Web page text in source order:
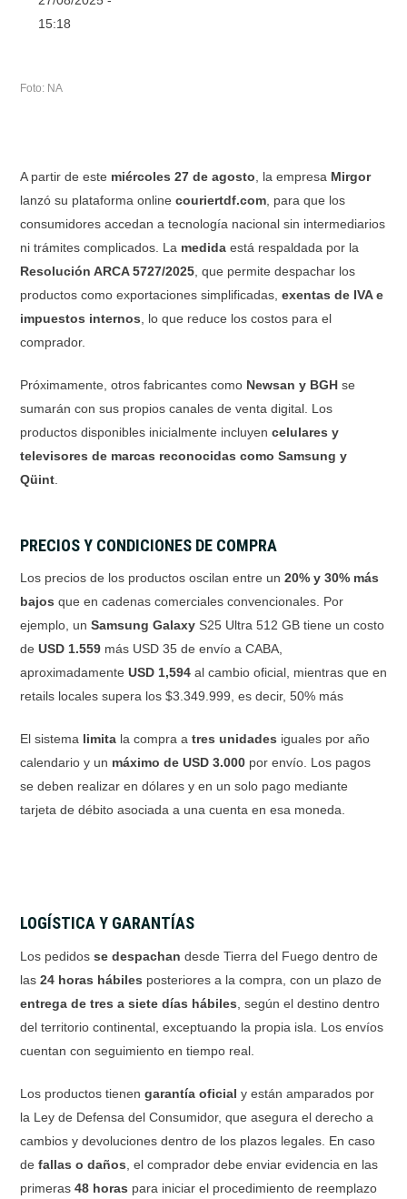
15:18
Foto: NA
A partir de este miércoles 27 de agosto , la empresa Mirgor
lanzó su plataforma online couriertdf.com , para que los
consumidores accedan a tecnología nacional sin intermediarios
ni trámites complicados. La medida está respaldada por la
Resolución ARCA 5727/2025 , que permite despachar los
productos como exportaciones simplificadas, exentas de IVA e
impuestos internos , lo que reduce los costos para el
comprador.
Próximamente, otros fabricantes como Newsan y BGH se
sumarán con sus propios canales de venta digital. Los
productos disponibles inicialmente incluyen celulares y
televisores de marcas reconocidas como Samsung y
Qüint
PRECIOS Y CONDICIONES DE COMPRA
Los precios de los productos oscilan entre un 20% y 30% más
bajos que en cadenas comerciales convencionales. Por
ejemplo, un Samsung Galaxy S25 Ultra 512 GB tiene un costo
de USD 1.559 más USD 35 de envío a CABA,
aproximadamente USD 1,594 al cambio oficial, mientras que en
retails locales supera los $3.349.999, es decir, 50% más
El sistema limita la compra a tres unidades iguales por año
calendario y un máximo de USD 3.000 por envío. Los pagos
se deben realizar en dólares y en un solo pago mediante
tarjeta de débito asociada a una cuenta en esa moneda.
LOGÍSTICA Y GARANTÍAS
Los pedidos se despachan desde Tierra del Fuego dentro de
las 24 horas hábiles posteriores a la compra, con un plazo de
entrega de tres a siete días hábiles , según el destino dentro
del territorio continental, exceptuando la propia isla. Los envíos
cuentan con seguimiento en tiempo real.
Los productos tienen garantía oficial y están amparados por
la Ley de Defensa del Consumidor, que asegura el derecho a
cambios y devoluciones dentro de los plazos legales. En caso
de fallas o daños , el comprador debe enviar evidencia en las
primeras 48 horas para iniciar el procedimiento de reemplazo